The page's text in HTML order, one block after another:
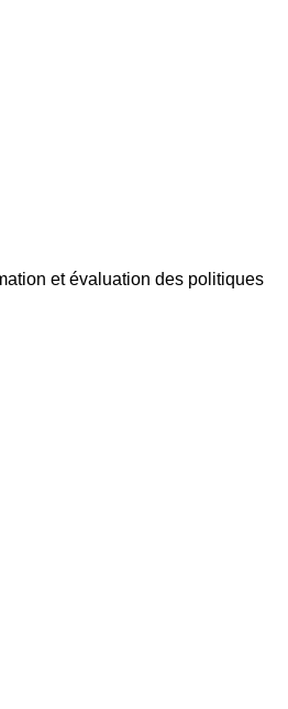
et évaluation des politiques